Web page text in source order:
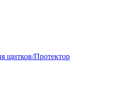
щитков/Протектор